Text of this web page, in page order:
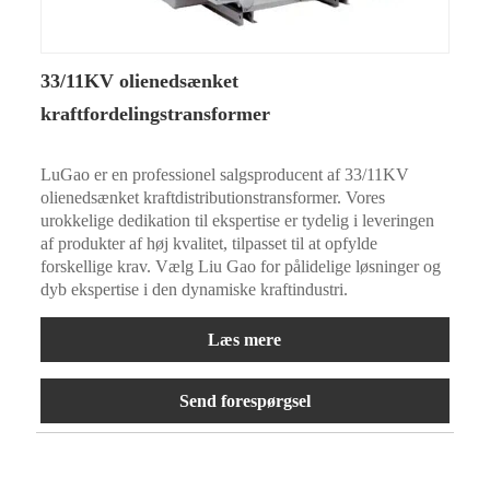
33/11KV olienedsænket
kraftfordelingstransformer
LuGao er en professionel salgsproducent af 33/11KV
olienedsænket kraftdistributionstransformer. Vores
urokkelige dedikation til ekspertise er tydelig i leveringen
af ​​produkter af høj kvalitet, tilpasset til at opfylde
forskellige krav. Vælg Liu Gao for pålidelige løsninger og
dyb ekspertise i den dynamiske kraftindustri.
Læs mere
Send forespørgsel